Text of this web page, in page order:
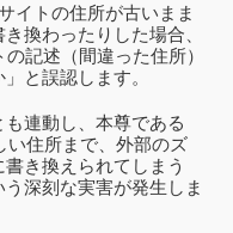
イトの住所が古いまま
換わったりした場合、
記述（間違った住所）
と誤認します。
連動し、本尊である
い住所まで、外部のズ
き換えられてしまう
う深刻な実害が発生しま